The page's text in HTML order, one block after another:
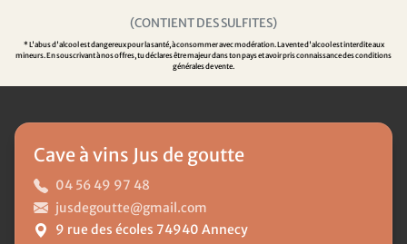
(CONTIENT DES SULFITES)
* L'abus d'alcool est dangereux pour la santé, à consommer avec modération. La vente d'alcool est interdite aux
mineurs. En souscrivant à nos offres, tu déclares être majeur dans ton pays et avoir pris connaissance des conditions
générales de vente.
Cave à vins Jus de goutte
04 56 49 97 48
jusdegoutte@gmail.com
9 rue des écoles 74940 Annecy